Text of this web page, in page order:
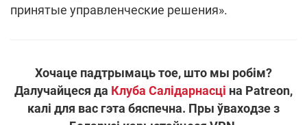
принятые управленческие решения».
Хочаце падтрымаць тое, што мы робім?
Далучайцеся да Клуба Салідарнасці на Patreon,
калі для вас гэта бяспечна. Пры ўваходзе з